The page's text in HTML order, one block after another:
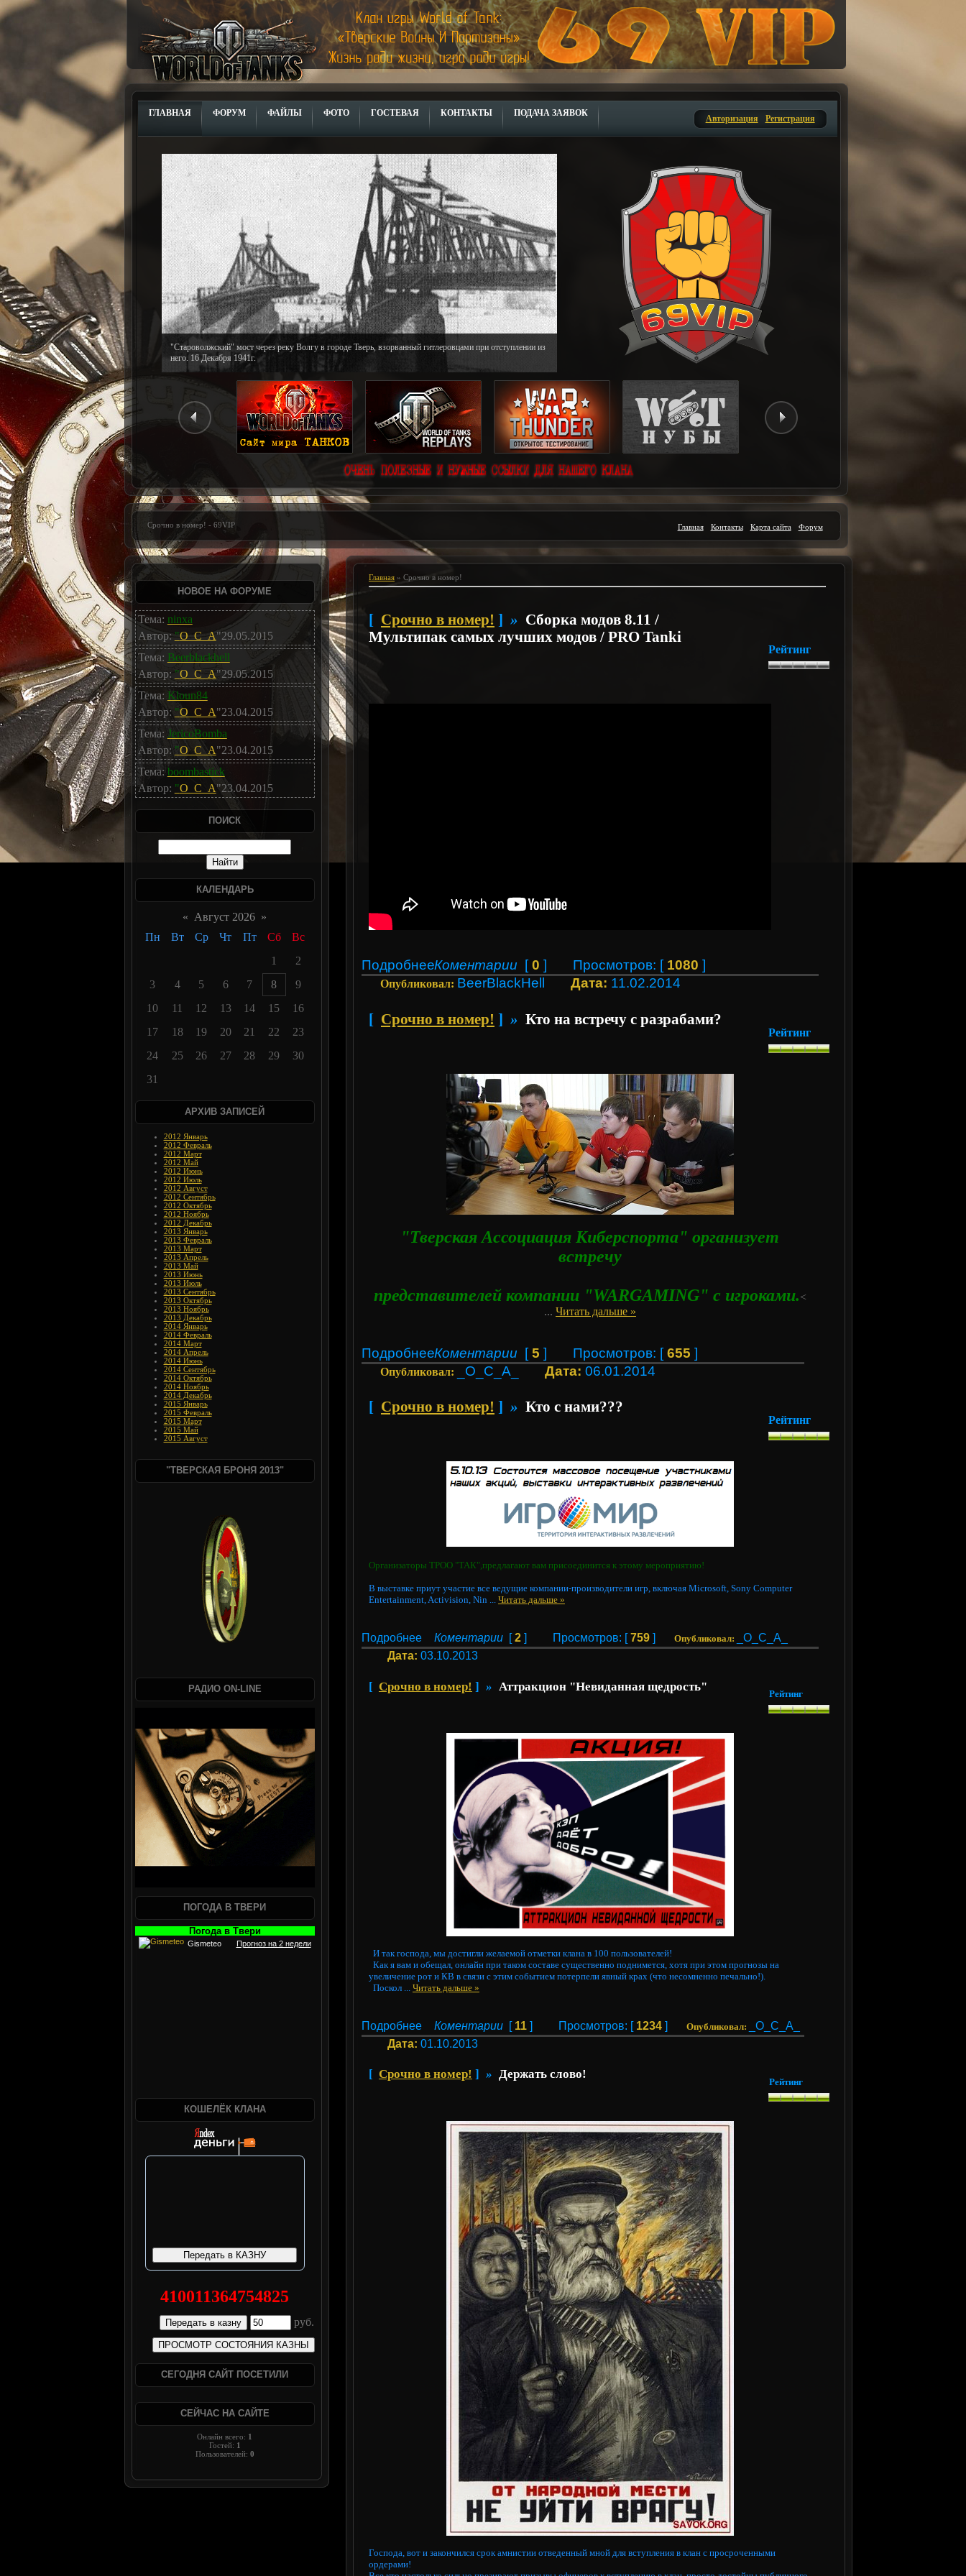
ГЛАВНАЯ ФОРУМ ФАЙЛЫ ФОТО ГОСТЕВАЯ КОНТАКТЫ ПОДАЧА ЗАЯВОК
Регистрация
Авторизация
"Староволжский" мост через реку Волгу в городе Тверь, взорванный гитлеровцами при отступлении из
него. 16 Декабря 1941г.
Срочно в номер! - 69VIP Главная Контакты Карта сайта Форум
Главная» Срочно в номер!
[ Срочно в номер! ] » Сборка модов 8.11 /
Мультипак самых лучших модов / PRO Tanki
Рейтинг
ПодробнееКоментарии [0 ] Просмотров: [ 1080 ]
Опубликовал: BeerBlackHell Дата: 11.02.2014
[ Срочно в номер! ] » Кто на встречу с разрабами?
Рейтинг
"Тверская Ассоциация Киберспорта" организует
встречу
представителей компании "WARGAMING" с игроками.<
... Читать дальше »
ПодробнееКоментарии [5 ] Просмотров: [655 ]
Опубликовал: _O_C_A_ Дата: 06.01.2014
[ Срочно в номер! ] » Кто с нами???
Рейтинг
Организаторы ТРОО "ТАК",предлагают вам присоединится к этому мероприятию!
В выставке приут участие все ведущие компании-производители игр, включая Microsoft, Sony Computer
Entertainment, Activision, Nin ... Читать дальше »
Подробнее Коментарии[2] Просмотров: [759] Опубликовал:
_O_C_A_
Дата: 03.10.2013
[ Срочно в номер! ] » Аттракцион "Невиданная щедрость"
Рейтинг
И так господа, мы достигли желаемой отметки клана в 100 пользователей!
Как я вам и обещал, онлайн при таком составе существенно поднимется, хотя при этом прогнозы на
увеличение рот и КВ в связи с этим событием потерпели явный крах (что несомненно печально!).
Поскол ... Читать дальше »
Подробнее Коментарии[ 11] Просмотров: [ 1234] Опубликовал:
_O_C_A_
Дата: 01.10.2013
[ Срочно в номер! ] » Держать слово!
Рейтинг
Господа, вот и закончился срок амнистии отведенный мной для вступления в клан с просроченными
ордерами!
НОВОЕ НА ФОРУМЕ
Тема: ninxa
Автор: "O_C_A"29.05.2015
Тема: Beerblackhell
Автор: "O_C_A"29.05.2015
Тема: Kloun84
Автор: "O_C_A"23.04.2015
Тема: JericoBomba
Автор: "O_C_A"23.04.2015
Тема:boombastick
Автор: "O_C_A"23.04.2015
ПОИСК
КАЛЕНДАРЬ
« Август 2026 »
Пн
Вт Ср Чт Пт Сб
Вс
1
2
3
4 5 6 7 8
9
10
11 12 13 14 15
16
17
18 19 20 21 22
23
24
25 26 27 28 29
30
31
АРХИВ ЗАПИСЕЙ
2012 Январь
2012 Февраль
2012 Март
2012 Май
2012 Июнь
2012 Июль
2012 Август
2012 Сентябрь
2012 Октябрь
2012 Ноябрь
2012 Декабрь
2013 Январь
2013 Февраль
2013 Март
2013 Апрель
2013 Май
2013 Июнь
2013 Июль
2013 Сентябрь
2013 Октябрь
2013 Ноябрь
2013 Декабрь
2014 Январь
2014 Февраль
2014 Март
2014 Апрель
2014 Июнь
2014 Сентябрь
2014 Октябрь
2014 Ноябрь
2014 Декабрь
2015 Январь
2015 Февраль
2015 Март
2015 Май
2015 Август
"ТВЕРСКАЯ БРОНЯ 2013"
РАДИО ON-LINE
ПОГОДА В ТВЕРИ
Погода в Твери
Gismeteo Прогноз на 2 недели
КОШЕЛЁК КЛАНА
410011364754825
руб.
СЕГОДНЯ САЙТ ПОСЕТИЛИ
СЕЙЧАС НА САЙТЕ
Онлайн всего: 1
Гостей: 1
Пользователей: 0